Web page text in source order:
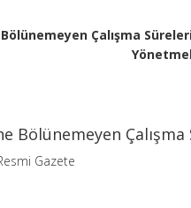
Çalışma
Bölünemeyen
Gazete